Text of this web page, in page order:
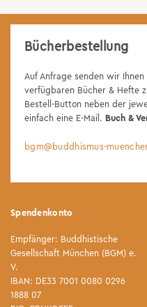
Bücherbestellung
Auf Anfrage senden wir
verfügbaren Bücher & Hefte
Bestell-Button neben der
einfach eine E-Mail. Buch &
bgm@buddhismus-
Spendenkonto
Empfänger: Buddhistische
Gesellschaft München (BGM) e.
V.
IBAN: DE33 7001 0080 0296
1888 07